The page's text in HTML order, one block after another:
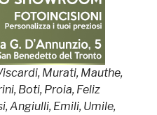
Murati, Mauthe,
Boti, Proia, Feliz
Angiulli, Emili, Umile,